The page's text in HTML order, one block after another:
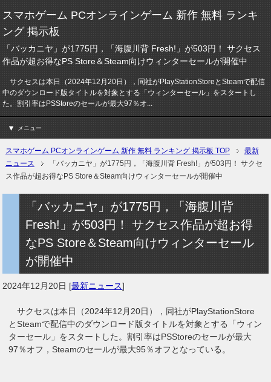
スマホゲーム PCオンラインゲーム 新作 無料 ランキ
ング 掲示板
「バッカニヤ」が1775円，「海腹川背 Fresh!」が503円！ サクセス
作品が超お得なPS Store＆Steam向けウィンターセールが開催中
サクセスは本日（2024年12月20日），同社がPlayStationStoreとSteamで配信
中のダウンロード版タイトルを対象とする「ウィンターセール」をスタートし
た。割引率はPSStoreのセールが最大97％オ...
メニュー
スマホゲーム PCオンラインゲーム 新作 無料 ランキング 掲示板 TOP
最新
ニュース
「バッカニヤ」が1775円，「海腹川背 Fresh!」が503円！ サクセ
ス作品が超お得なPS Store＆Steam向けウィンターセールが開催中
「バッカニヤ」が1775円，「海腹川背
Fresh!」が503円！ サクセス作品が超お得
なPS Store＆Steam向けウィンターセール
が開催中
2024年12月20日 [最新ニュース]
サクセスは本日（2024年12月20日），同社がPlayStationStore
とSteamで配信中のダウンロード版タイトルを対象とする「ウィン
ターセール」をスタートした。割引率はPSStoreのセールが最大
97％オフ，Steamのセールが最大95％オフとなっている。